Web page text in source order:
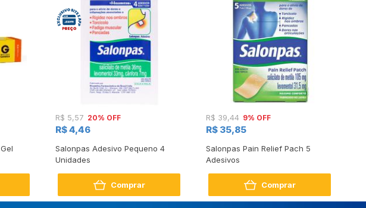
R$ 5,57 20% OFF
R$ 4,46
Salonpas Adesivo Pequeno 4
Unidades
Comprar
R$ 39,44 9% OFF
R$ 35,85
Salonpas Pain Relief Pach 5
Adesivos
Comprar